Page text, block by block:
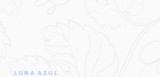
LUNA AZUL